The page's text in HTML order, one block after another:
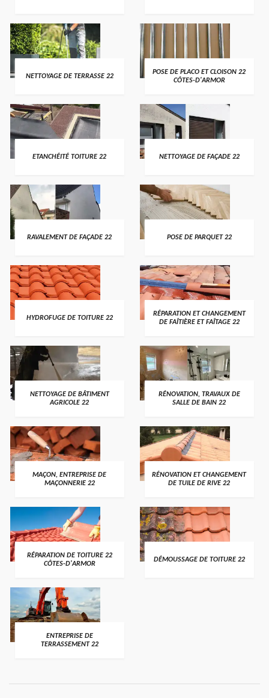
NETTOYAGE DE TERRASSE 22
POSE DE PLACO ET CLOISON 22
CÔTES-D'ARMOR
ETANCHÉITÉ TOITURE 22 NETTOYAGE DE FAÇADE 22
RAVALEMENT DE FAÇADE 22 POSE DE PARQUET 22
HYDROFUGE DE TOITURE 22
RÉPARATION ET CHANGEMENT
DE FAÎTIÈRE ET FAÎTAGE 22
NETTOYAGE DE BÂTIMENT
AGRICOLE 22
RÉNOVATION, TRAVAUX DE
SALLE DE BAIN 22
MAÇON, ENTREPRISE DE
MAÇONNERIE 22
RÉNOVATION ET CHANGEMENT
DE TUILE DE RIVE 22
RÉPARATION DE TOITURE 22
CÔTES-D'ARMOR
DÉMOUSSAGE DE TOITURE 22
ENTREPRISE DE
TERRASSEMENT 22